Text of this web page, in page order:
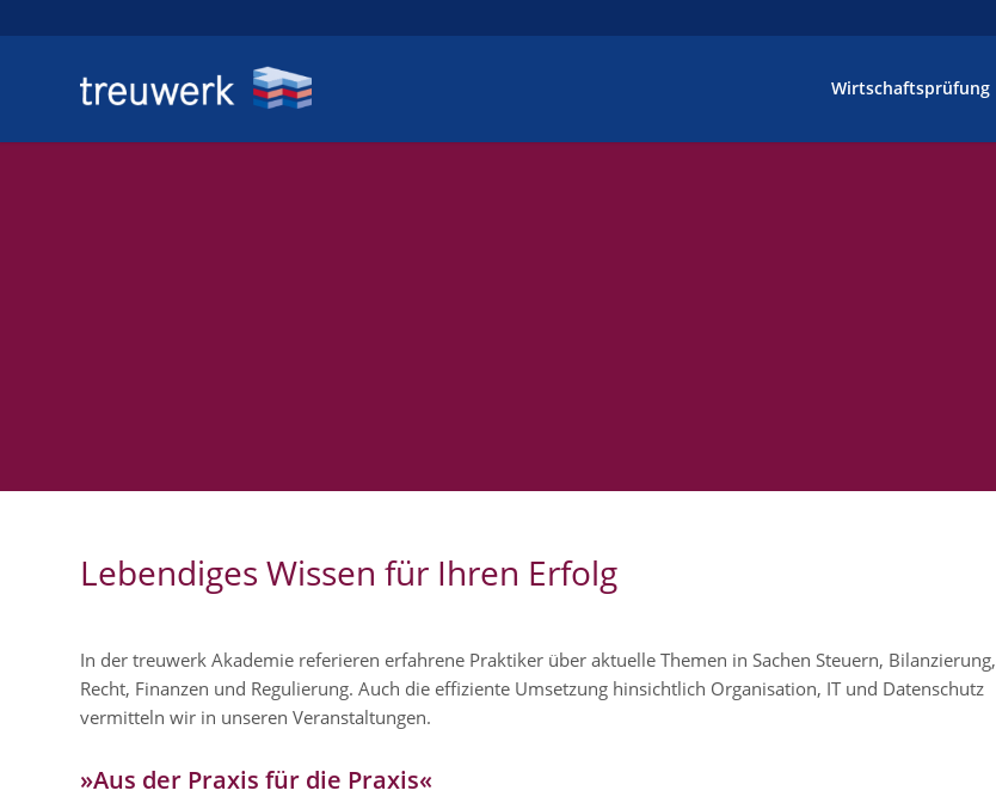
Wirtschaftsprüfung
Lebendiges Wissen für Ihren Erfolg
In der treuwerk Akademie referieren erfahrene Praktiker über aktuelle Themen in Sachen Steuern, Bilanzierung,
Recht, Finanzen und Regulierung. Auch die effiziente Umsetzung hinsichtlich Organisation, IT und Datenschutz
vermitteln wir in unseren Veranstaltungen.
»Aus der Praxis für die Praxis«